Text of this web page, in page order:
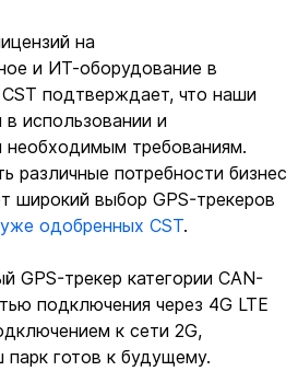
на
и ИТ-оборудование в
подтверждает, что наши
использовании и
необходимым требованиям.
различные потребности
широкий выбор GPS-трекеров
уже одобренных CST.
GPS-трекер категории CAN-
подключения через 4G LTE
к сети 2G,
парк готов к будущему.